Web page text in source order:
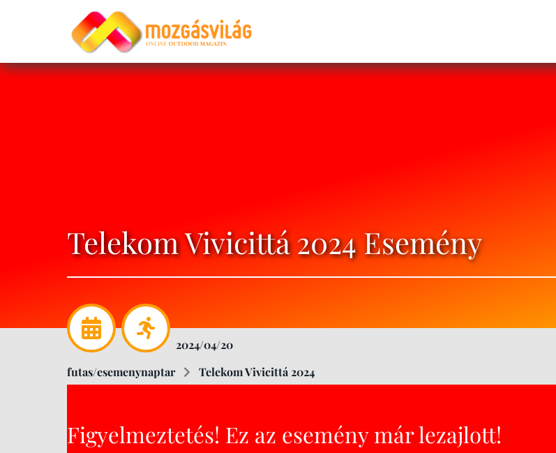
Telekom Vivicittá 2024 Esemény
2024/04/20
futas/esemenynaptar
Telekom Vivicittá 2024
Figyelmeztetés! Ez az esemény már lezajlott!